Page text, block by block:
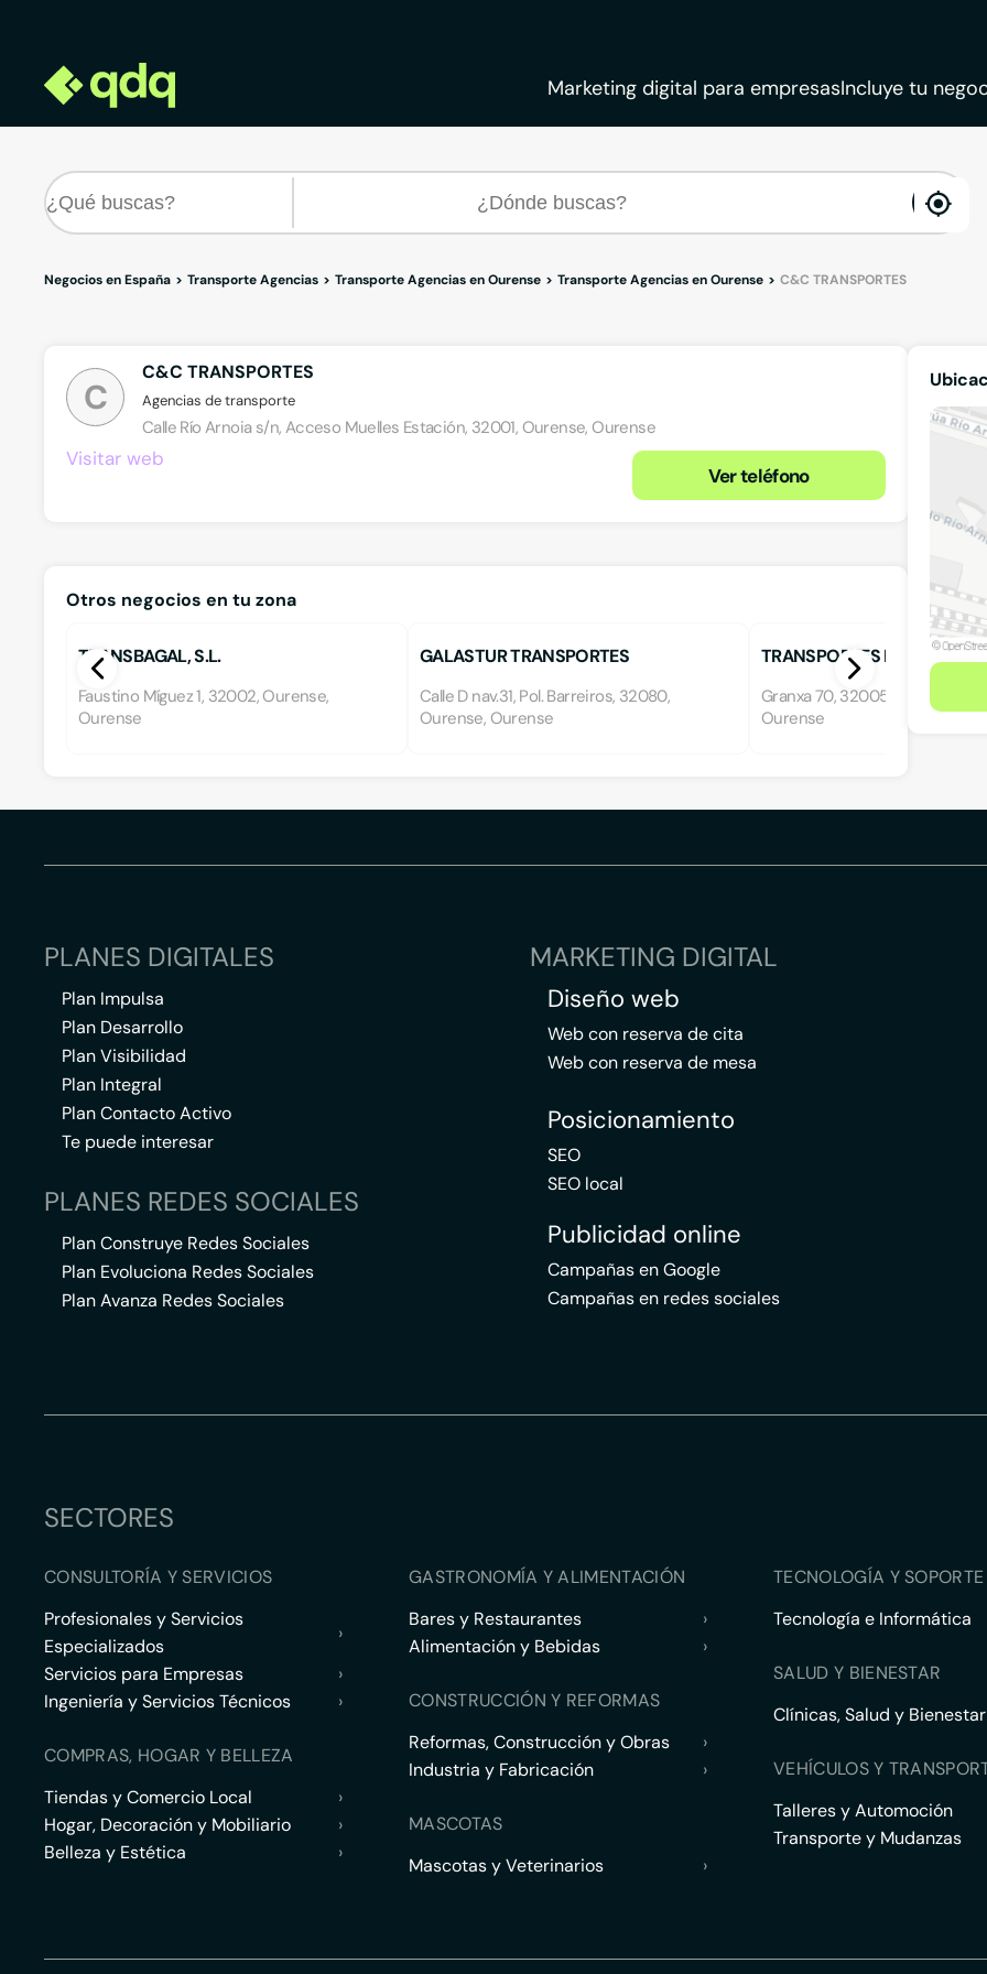
Marketing digital para empresasIncluye tu
Negocios en España Transporte Agencias Transporte Agencias en Ourense Transporte Agencias en Ourense C&C TRANSPORTES
C
C&C TRANSPORTES
Agencias de transporte
Calle Río Arnoia s/n, Acceso Muelles Estación, 32001, Ourense, Ourense
Visitar web
Ver teléfono
Otros negocios en tu zona
TRANSBAGAL, S.L.
Faustino Míguez 1, 32002, Ourense,
Ourense
GALASTUR TRANSPORTES
Calle D nav.31, Pol. Barreiros, 32080,
Ourense, Ourense
TRANSPORTES EL KATI
Granxa 70, 32005, OURENSE,
Ourense
PLANES DIGITALES
Plan Impulsa
Plan Desarrollo
Plan Visibilidad
Plan Integral
Plan Contacto Activo
Te puede interesar
PLANES REDES SOCIALES
Plan Construye Redes Sociales
Plan Evoluciona Redes Sociales
Plan Avanza Redes Sociales
MARKETING DIGITAL
Diseño web
Web con reserva de cita
Web con reserva de mesa
Posicionamiento
SEO
SEO local
Publicidad online
Campañas en Google
Campañas en redes sociales
SECTORES
CONSULTORÍA Y SERVICIOS
Profesionales y Servicios
Especializados
›
Servicios para Empresas
›
Ingeniería y Servicios Técnicos
›
COMPRAS, HOGAR Y BELLEZA
Tiendas y Comercio Local
›
Hogar, Decoración y Mobiliario
›
Belleza y Estética
›
GASTRONOMÍA Y ALIMENTACIÓN
Bares y Restaurantes
›
Alimentación y Bebidas
›
CONSTRUCCIÓN Y REFORMAS
Reformas, Construcción y Obras
›
Industria y Fabricación
›
MASCOTAS
Mascotas y Veterinarios
›
TECNOLOGÍA Y
Tecnología e Informática
SALUD Y BIENESTAR
Clínicas, Salud y Bienestar
VEHÍCULOS Y
Talleres y Automoción
Transporte y Mudanzas